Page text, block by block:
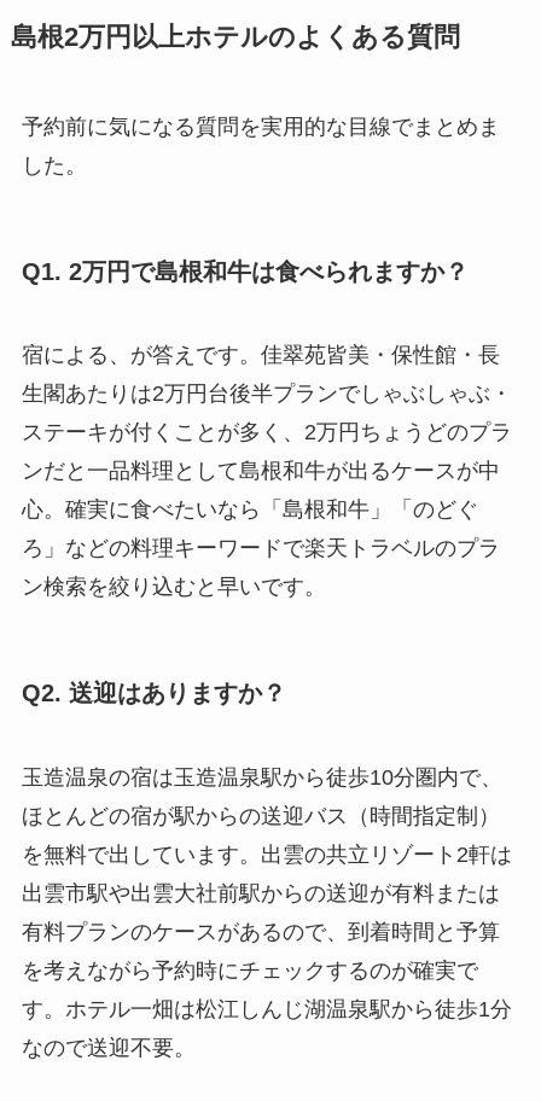
島根2万円以上ホテルのよくある質問
予約前に気になる質問を実用的な目線でまとめま
した。
Q1. 2万円で島根和牛は食べられますか？
宿による、が答えです。佳翠苑皆美・保性館・長
生閣あたりは2万円台後半プランでしゃぶしゃぶ・
ステーキが付くことが多く、2万円ちょうどのプラ
ンだと一品料理として島根和牛が出るケースが中
心。確実に食べたいなら「島根和牛」「のどぐ
ろ」などの料理キーワードで楽天トラベルのプラ
ン検索を絞り込むと早いです。
Q2. 送迎はありますか？
玉造温泉の宿は玉造温泉駅から徒歩10分圏内で、
ほとんどの宿が駅からの送迎バス（時間指定制）
を無料で出しています。出雲の共立リゾート2軒は
出雲市駅や出雲大社前駅からの送迎が有料または
有料プランのケースがあるので、到着時間と予算
を考えながら予約時にチェックするのが確実で
す。ホテル一畑は松江しんじ湖温泉駅から徒歩1分
なので送迎不要。